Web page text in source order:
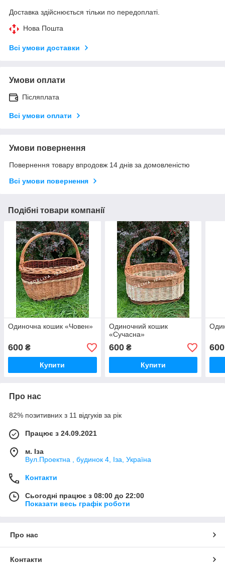
Доставка здійснюється тільки по передоплаті.
Нова Пошта
Всі умови доставки
Умови оплати
Післяплата
Всі умови оплати
Умови повернення
Повернення товару впродовж 14 днів за домовленістю
Всі умови повернення
Подібні товари компанії
Одиночна кошик «Човен»
600 ₴
Купити
Одиночний кошик
«Сучасна»
600₴
Купити
600
Про нас
82% позитивних з 11 відгуків за рік
Працює з 24.09.2021
м. Іза
Вул.Проектна , будинок 4, Іза, Україна
Контакти
Сьогодні працює з 08:00 до 22:00
Показати весь графік роботи
Про нас
Контакти